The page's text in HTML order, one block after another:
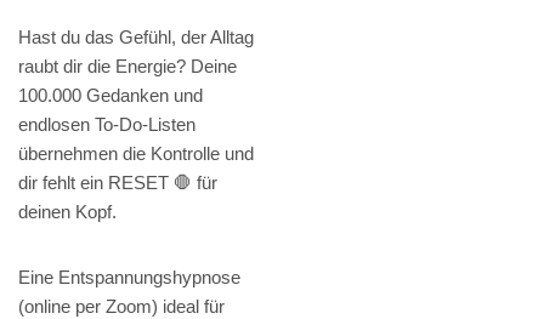
Hast du das Gefühl, der Alltag
raubt dir die Energie? Deine
100.000 Gedanken und
endlosen To-Do-Listen
übernehmen die Kontrolle und
dir fehlt ein RESET 🛑 für
deinen Kopf.
Eine Entspannungshypnose
(online per Zoom) ideal für